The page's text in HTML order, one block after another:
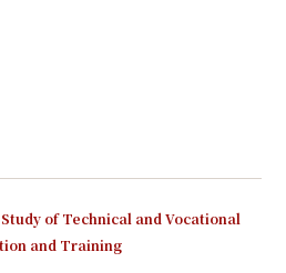
of Technical and Vocational
and Training